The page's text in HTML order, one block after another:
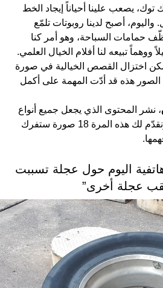
توك، يصعب علينا أحياناً إيجاد الخط
واليوم، أصبح لدينا روبوتات تلمّع
حمامات السباحة، وهو أمر كنا
تبيعه لنا أفلام الخيال العلمي.
اختزال القصص الخيالية في صورة
هذه قد أدّت المهمة على أكمل
، نشر المحتوى الذي يجعل جميع أنواع
الأسئلة تتبادر في ذهنك، ونقدّم لك هذه المرة 18 صورة ستفرك
اليوم حول عجلة تسببت
عجلة أخرى”